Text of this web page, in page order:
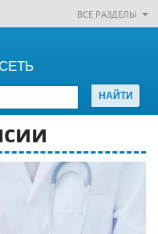
ВСЕ РАЗДЕЛЫ